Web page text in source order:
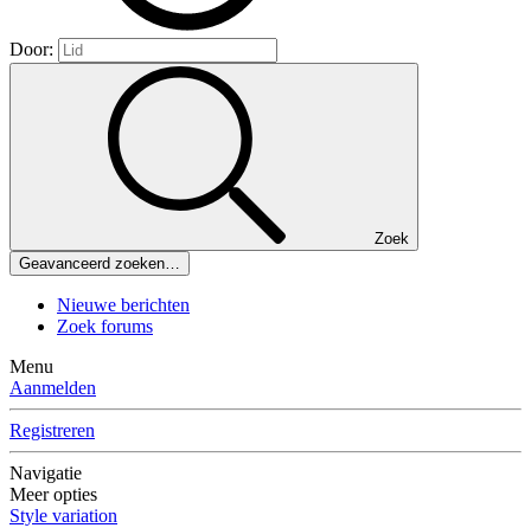
Door:
Zoek
Geavanceerd zoeken…
Nieuwe berichten
Zoek forums
Menu
Aanmelden
Registreren
Navigatie
Meer opties
Style variation